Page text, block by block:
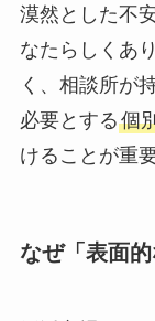
漠然とした不
なたらしくあ
く、相談所が
必要とする個
けることが重
なぜ「表面